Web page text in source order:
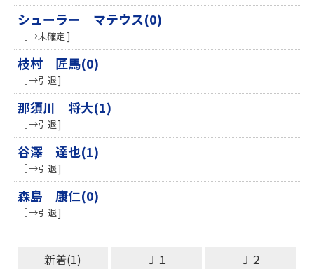
シューラー マテウス(0)
［ →未確定 ]
枝村 匠馬(0)
［ →引退 ]
那須川 将大(1)
［ →引退 ]
谷澤 達也(1)
［ →引退 ]
森島 康仁(0)
［ →引退 ]
新着(1) Ｊ１
Ｊ２